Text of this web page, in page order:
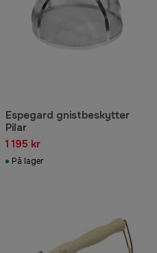
Espegard gnistbeskytter
Pilar
1 195 kr
På lager